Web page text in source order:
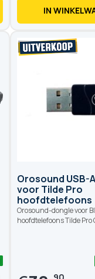
IN
Orosound USB-
voor Tilde Pro
hoofdtelefoons
Orosound-dongle voor
hoofdtelefoons Tilde Pro